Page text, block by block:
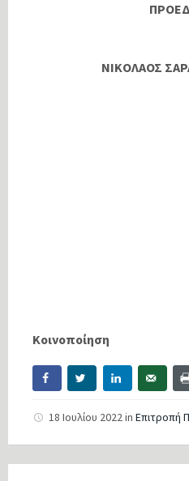
ΝΙΚΟΛΑΟΣ
Κοινοποίηση
18 Ιουλίου 2022 in Επιτροπή